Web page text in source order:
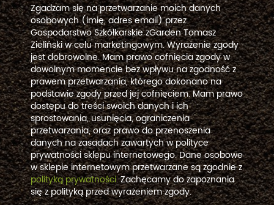
Zgadzam się na przetwarzanie moich danych
osobowych (imię, adres email) przez
Gospodarstwo Szkółkarskie zGarden Tomasz
Zieliński w celu marketingowym. Wyrażenie zgody
jest dobrowolne. Mam prawo cofnięcia zgody w
dowolnym momencie bez wpływu na zgodność z
prawem przetwarzania, którego dokonano na
podstawie zgody przed jej cofnięciem. Mam prawo
dostępu do treści swoich danych i ich
sprostowania, usunięcia, ograniczenia
przetwarzania, oraz prawo do przenoszenia
danych na zasadach zawartych w polityce
prywatności sklepu internetowego. Dane osobowe
w sklepie internetowym przetwarzane są zgodnie z
polityką prywatności. Zachęcamy do zapoznania
się z polityką przed wyrażeniem zgody.